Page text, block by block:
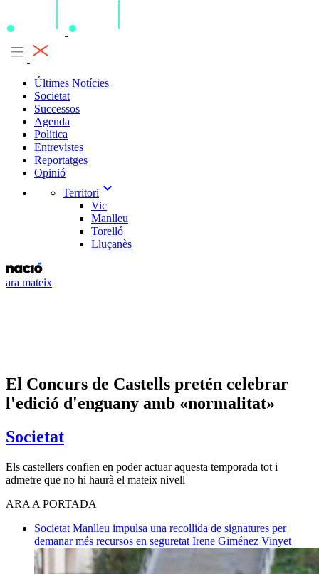
Últimes Notícies
Societat
Successos
Agenda
Política
Entrevistes
Reportatges
Opinió
Territori expand_more
Vic
Manlleu
Torelló
Lluçanès
ara mateix
El Concurs de Castells pretén celebrar
l'edició d'enguany amb «normalitat»
Societat
Els castellers confien en poder actuar aquesta temporada tot i
admetre que no hi haurà el mateix nivell
ARA A PORTADA
Societat Manlleu impulsa una recollida de signatures per
demanar més recursos en seguretat Irene Giménez Vinyet